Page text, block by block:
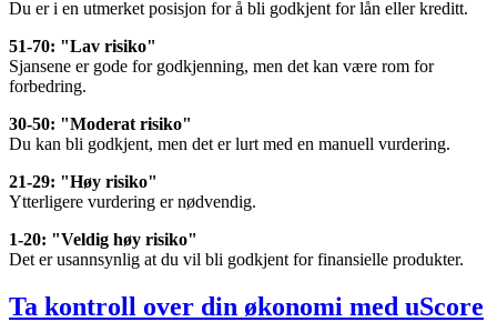
Du er i en utmerket posisjon for å bli godkjent for lån eller kreditt.
51-70: "Lav risiko"
Sjansene er gode for godkjenning, men det kan være rom for
forbedring.
30-50: "Moderat risiko"
Du kan bli godkjent, men det er lurt med en manuell vurdering.
21-29: "Høy risiko"
Ytterligere vurdering er nødvendig.
1-20: "Veldig høy risiko"
Det er usannsynlig at du vil bli godkjent for finansielle produkter.
Ta kontroll over din økonomi med uScore